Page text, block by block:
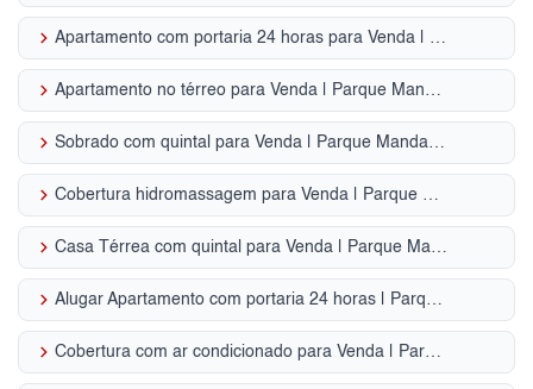
keyboard_arrow_right Apartamento com portaria 24 horas para Venda | Parque Mandaqui
keyboard_arrow_right Apartamento no térreo para Venda | Parque Mandaqui
keyboard_arrow_right Sobrado com quintal para Venda | Parque Mandaqui
keyboard_arrow_right Cobertura hidromassagem para Venda | Parque Mandaqui
keyboard_arrow_right Casa Térrea com quintal para Venda | Parque Mandaqui
keyboard_arrow_right Alugar Apartamento com portaria 24 horas | Parque Mandaqui
keyboard_arrow_right Cobertura com ar condicionado para Venda | Parque Mandaqui